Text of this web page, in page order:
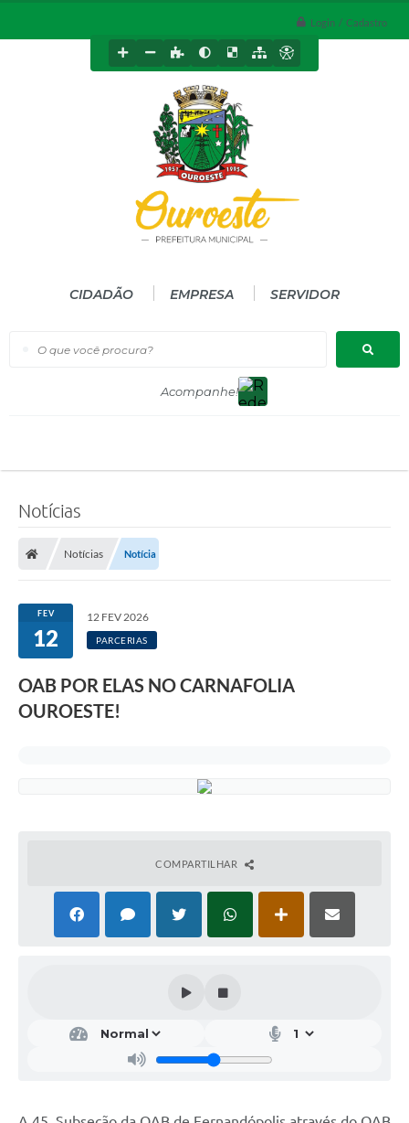
Login / Cadastro
O que você procura?
CIDADÃO EMPRESA SERVIDOR
Notícias
Notícias Notícia
FEV
12
12 FEV 2026
PARCERIAS
OAB POR ELAS NO CARNAFOLIA
OUROESTE!
COMPARTILHAR